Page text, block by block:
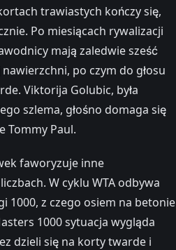
trawiastych kończy się,
Po miesiącach rywalizacji
mają zaledwie sześć
po czym do głosu
Viktorija Golubic, była
szlema, głośno domaga się
Tommy Paul.
faworyzuje inne
W cyklu WTA odbywa
1000, z czego osiem na betonie
1000 sytuacja wygląda
dzieli się na korty twarde i